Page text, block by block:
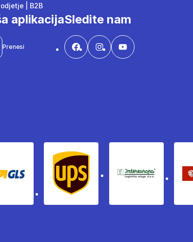
| B2B
aplikacija
Prenesi
Sledite nam
Gls Ups Intereuropa